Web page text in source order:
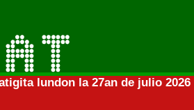
lundon la 27an de julio